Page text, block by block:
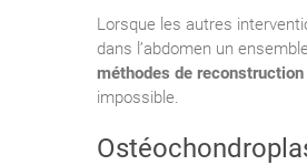
Lorsque les autres
dans l’abdomen un
méthodes de
impossible.